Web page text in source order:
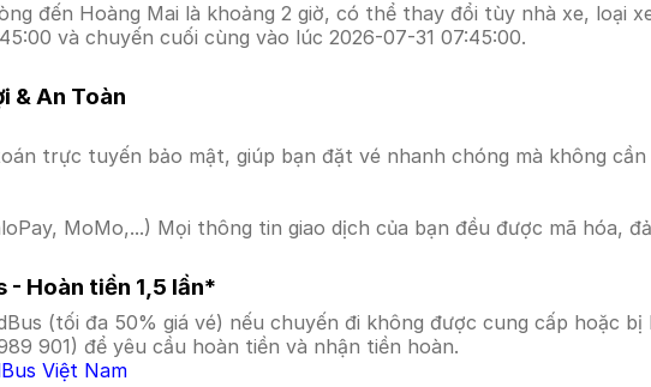
đến Hoàng Mai là khoảng 2 giờ, có thể thay đổi tùy nhà xe, loại
và chuyến cuối cùng vào lúc 2026-07-31 07:45:00.
& An Toàn
trực tuyến bảo mật, giúp bạn đặt vé nhanh chóng mà không
MoMo,...) Mọi thông tin giao dịch của bạn đều được mã hóa,
- Hoàn tiền 1,5 lần*
(tối đa 50% giá vé) nếu chuyến đi không được cung cấp hoặc
901) để yêu cầu hoàn tiền và nhận tiền hoàn.
Việt Nam